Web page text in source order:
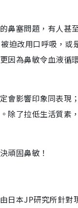
鼻塞問題，有人甚
迫改用口呼吸，或
因為鼻敏令血液循
會影響印象同表現
除了拉低生活質素
頑固鼻敏！
日本JP研究所針對